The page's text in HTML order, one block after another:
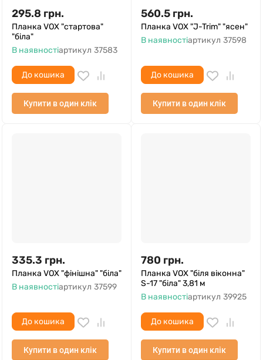
295.8 грн.
Планка VOX "стартова"
"біла"
В наявностіартикул 37583
До кошика
Купити в один клік
560.5 грн.
Планка VOX "J-Trim" "ясен"
В наявностіартикул 37598
До кошика
Купити в один клік
335.3 грн.
Планка VOX "фінішна" "біла"
В наявностіартикул 37599
До кошика
Купити в один клік
780 грн.
Планка VOX "біля віконна"
S-17 "біла" 3,81 м
В наявностіартикул 39925
До кошика
Купити в один клік